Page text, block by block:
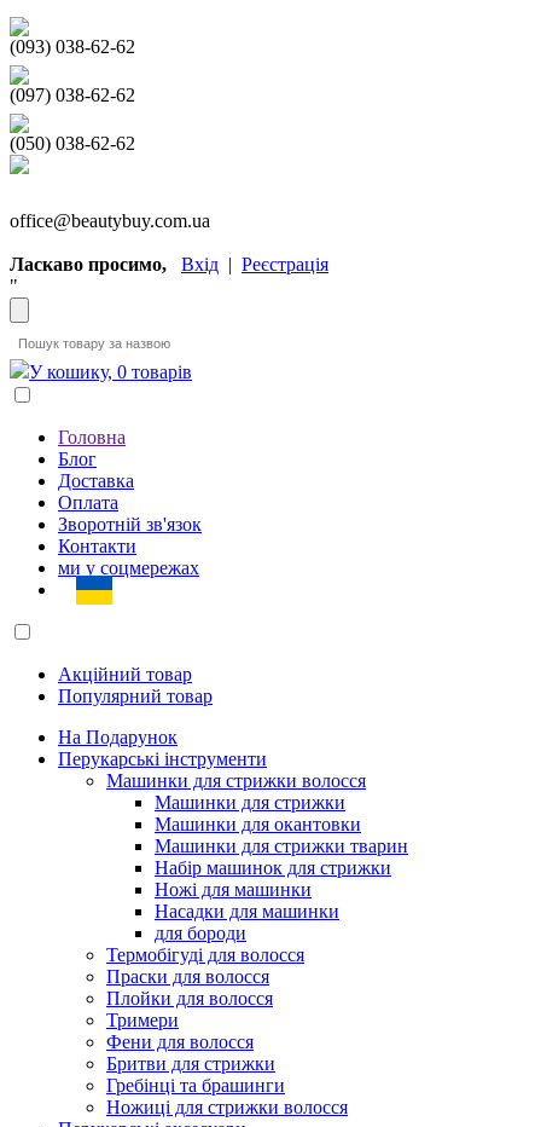
(093) 038-62-62
(097) 038-62-62
(050) 038-62-62
office@beautybuy.com.ua
Ласкаво просимо, Вхід | Реєстрація
"
У кошику, 0 товарів
Головна
Блог
Доставка
Оплата
Зворотній зв'язок
Контакти
ми у соцмережах
Акційний товар
Популярний товар
На Подарунок
Перукарські інструменти
Машинки для стрижки волосся
Машинки для стрижки
Машинки для окантовки
Машинки для стрижки тварин
Набір машинок для стрижки
Ножі для машинки
Насадки для машинки
для бороди
Термобігуді для волосся
Праски для волосся
Плойки для волосся
Тримери
Фени для волосся
Бритви для стрижки
Гребінці та брашинги
Ножиці для стрижки волосся